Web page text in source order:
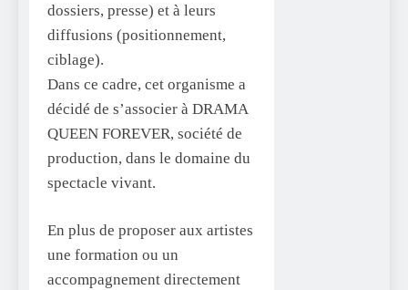
dossiers, presse) et à leurs
diffusions (positionnement,
ciblage).
Dans ce cadre, cet organisme a
décidé de s’associer à DRAMA
QUEEN FOREVER, société de
production, dans le domaine du
spectacle vivant.
En plus de proposer aux artistes
une formation ou un
accompagnement directement